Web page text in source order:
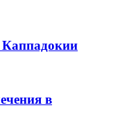
в